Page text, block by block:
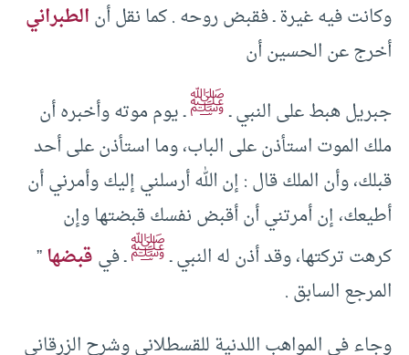
وكانت فيه غيرة ـ فقبض روحه . كما نقل أنالطبراني
أخرج عن الحسين أن
جبريل هبط على النبي ـﷺـ يوم موته وأخبره أن
ملك الموت استأذن على الباب، وما استأذن على أحد
قبلك، وأن الملك قال : إن الله أرسلني إليك وأمرني أن
أطيعك، إن أمرتني أن أقبض نفسك قبضتها وإن
كرهت تركتها، وقد أذن له النبي ـﷺـ فيقبضها”
المرجع السابق .
وجاء في المواهب اللدنية للقسطلاني وشرح الزرقاني